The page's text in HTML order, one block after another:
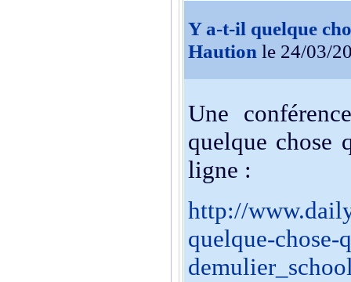
Y a-t-il quelque
Haution le 24/03/
Une
quelque chose
ligne :
http://
quelque-chose-